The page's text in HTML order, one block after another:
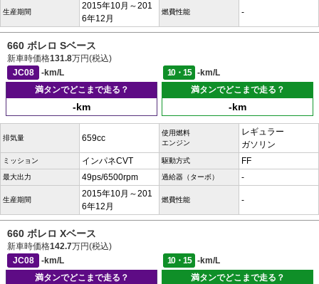
生産期間
2015年10月～201
6年12月
燃費性能 -
660 ボレロ Sベース
新車時価格131.8万円(税込)
JC08
-km/L 10・15
-km/L
満タンでどこまで走る？
-km
満タンでどこまで走る？
-km
排気量 659cc
使用燃料
エンジン
レギュラー
ガソリン
ミッション インパネCVT 駆動方式 FF
最大出力 49ps/6500rpm 過給器（ターボ） -
生産期間
2015年10月～201
6年12月
燃費性能 -
660 ボレロ Xベース
新車時価格142.7万円(税込)
JC08
-km/L 10・15
-km/L
満タンでどこまで走る？
満タンでどこまで走る？